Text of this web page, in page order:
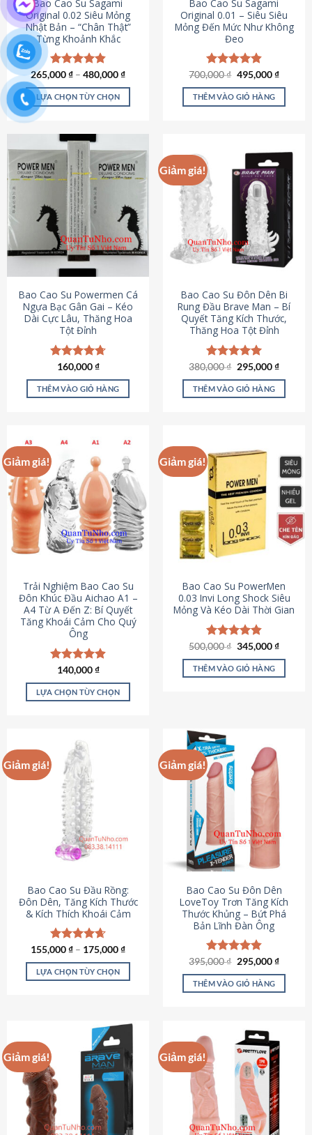
Bao Cao Su Sagami
Original 0.02 Siêu Mỏng
Nhật Bản – “Chân Thật”
Từng Khoảnh Khắc
Được xếp
hạng4.87
5 sao
265,000₫ – 480,000₫
LỰA CHỌN TÙY CHỌN
này
có
nhiều
biến
thể.
Các
tùy
chọn
có
chọn
trên
trang
sản
phẩm
Bao Cao Su Sagami
Original 0.01 – Siêu Siêu
Mỏng Đến Mức Như Không
Đeo
Được xếp
hạng4.83
5 sao
700,000₫ Giá
là:
700,000 ₫.
495,000₫Giá
tại
THÊM VÀO GIỎ HÀNG
Bao Cao Su Powermen Cá
Ngựa Bạc Gân Gai – Kéo
Dài Cực Lâu, Thăng Hoa
Tột Đỉnh
Được xếp
hạng4.73
5 sao
160,000₫
THÊM VÀO GIỎ HÀNG
Giảm giá!
Bao Cao Su Đôn Dên Bi
Rung Đầu Brave Man – Bí
Quyết Tăng Kích Thước,
Thăng Hoa Tột Đỉnh
Được xếp
hạng5.00
5 sao
380,000₫ Giá
là:
380,000 ₫.
295,000₫Giá
tại
THÊM VÀO GIỎ HÀNG
Giảm giá!
Trải Nghiệm Bao Cao Su
Đôn Khúc Đầu Aichao A1 –
A4 Từ A Đến Z: Bí Quyết
Tăng Khoái Cảm Cho Quý
Ông
Được xếp
hạng4.88
5 sao
140,000₫
LỰA CHỌN TÙY CHỌN
có
nhiều
biến
thể.
Các
tùy
chọn
có
chọn
trên
trang
sản
phẩm
Giảm giá!
Bao Cao Su PowerMen
0.03 Invi Long Shock Siêu
Mỏng Và Kéo Dài Thời Gian
Được xếp
hạng4.85
5 sao
500,000₫ Giá
là:
500,000 ₫.
345,000₫Giá
tại
THÊM VÀO GIỎ HÀNG
Giảm giá!
Bao Cao Su Đầu Rồng:
Đôn Dên, Tăng Kích Thước
& Kích Thích Khoái Cảm
Được xếp
hạng4.69
5 sao
155,000₫ – 175,000₫
LỰA CHỌN TÙY CHỌN
nhiều
biến
thể.
Các
tùy
chọn
Giảm giá!
Bao Cao Su Đôn Dên
LoveToy Trơn Tăng Kích
Thước Khủng – Bứt Phá
Bản Lĩnh Đàn Ông
Được xếp
hạng4.82
5 sao
395,000₫ Giá
là:
395,000 ₫.
295,000₫Giá
tại
THÊM VÀO GIỎ HÀNG
Giảm giá! Giảm giá!